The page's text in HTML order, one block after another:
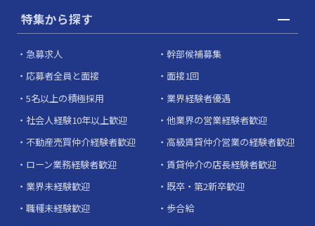
特集から探す
急募求人
幹部候補募集
応募者全員と面接
面接1回
5名以上の積極採用
業界経験者優遇
社会人経験10年以上歓迎
他業界の営業経験者歓迎
不動産売買仲介経験者歓迎
高級賃貸仲介営業の経験者歓迎
ローン業務経験者歓迎
賃貸仲介の店長経験者歓迎
業界未経験歓迎
既卒・第2新卒歓迎
職種未経験歓迎
歩合給